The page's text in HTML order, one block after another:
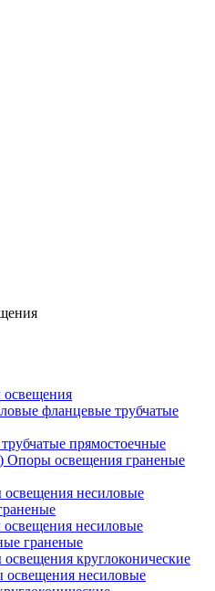
фланцевые трубчатые
прямостоечные
освещения граненые
несиловые
несиловые
граненые
круглоконические
несиловые